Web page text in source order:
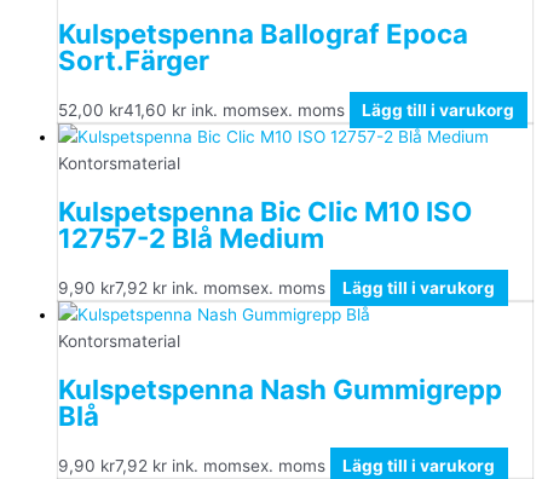
Kulspetspenna Ballograf Epoca
Sort.Färger
52,00 kr41,60 kr ink. momsex. moms Lägg till i varukorg
Kontorsmaterial
Kulspetspenna Bic Clic M10 ISO
12757-2 Blå Medium
9,90 kr7,92 kr ink. momsex. moms Lägg till i varukorg
Kontorsmaterial
Kulspetspenna Nash Gummigrepp
Blå
9,90 kr7,92 kr ink. momsex. moms Lägg till i varukorg